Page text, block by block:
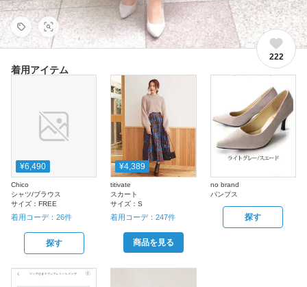
222
着用アイテム
¥6,490
Chico
シャツ/ブラウス
サイズ： FREE
着用コーデ： 26件
探す
¥4,389
titivate
スカート
サイズ：S
着用コーデ：247件
商品を見る
no brand
パンプス
探す